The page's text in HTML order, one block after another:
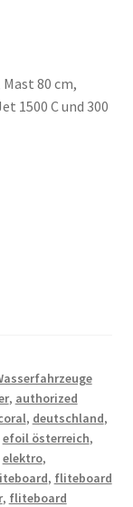
80 cm,
1500 C und 300
, authorized
, deutschland,
efoil österreich,
elektro,
, fliteboard
, fliteboard